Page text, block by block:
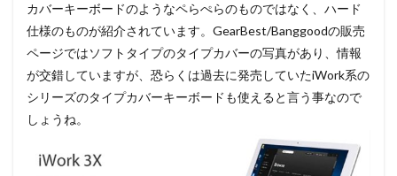
カバーキーボードのようなペらぺらのものではなく、ハード
仕様のものが紹介されています。GearBest/Banggoodの販売
ページではソフトタイプのタイプカバーの写真があり、情報
が交錯していますが、恐らくは過去に発売していたiWork系の
シリーズのタイプカバーキーボードも使えると言う事なので
しょうね。